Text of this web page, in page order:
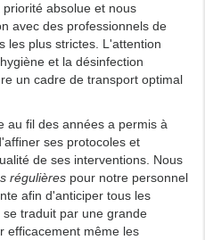
absolue et nous
avec des professionnels de
les plus strictes. L'attention
et la désinfection
un cadre de transport optimal
au fil des années a permis à
ses protocoles et
de ses interventions. Nous
régulières pour notre personnel
afin d'anticiper tous les
traduit par une grande
efficacement même les